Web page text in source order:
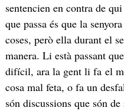
sentencien en contra de
que passa és que la
coses, però ella durant el
manera. Li està passant
difícil, ara la gent li fa el
cosa mal feta, o fa un
són discussions que són